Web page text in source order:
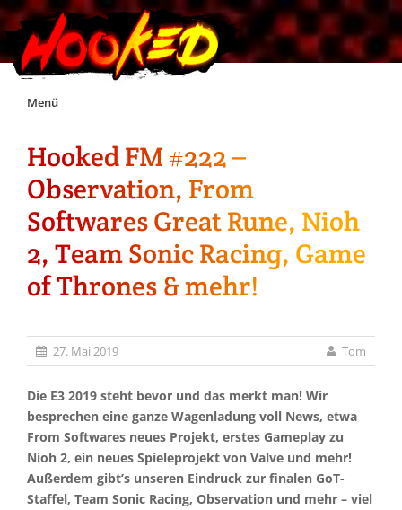
Skip
Menü
Unterstützt Hooked!
Exklusiv für Supporter*innen
Impressum
Discord
Hooked FM #222 –
Observation, From
Softwares Great Rune, Nioh
2, Team Sonic Racing, Game
of Thrones & mehr!
27. Mai 2019 Tom
Die E3 2019 steht bevor und das merkt man! Wir
besprechen eine ganze Wagenladung voll News, etwa
From Softwares neues Projekt, erstes Gameplay zu
Nioh 2, ein neues Spieleprojekt von Valve und mehr!
Außerdem gibt’s unseren Eindruck zur finalen GoT-
Staffel, Team Sonic Racing, Observation und mehr – viel